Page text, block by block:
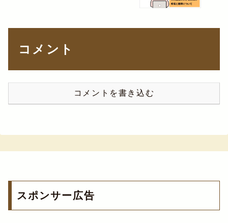
コメント
コメントを書き込む
スポンサー広告